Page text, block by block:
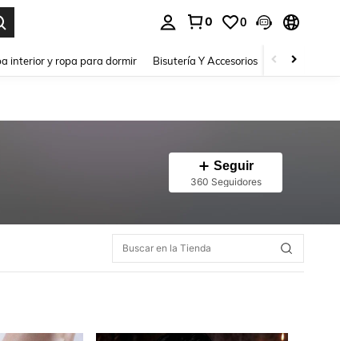
0 0
interior y ropa para dormir Bisutería Y Accesorios Zapatos
Seguir
360 Seguidores